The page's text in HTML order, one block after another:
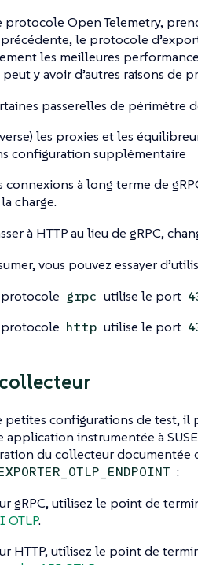
protocole Open Telemetry,
le protocole
les meilleures
peut y avoir d’autres raisons de
passerelles de périmètre
les proxies et les
configuration supplémentaire
connexions à long terme de
charge.
à HTTP au lieu de gRPC,
vous pouvez essayer
grpc utilise le port
http utilise le port
petites configurations de test, il
application instrumentée à
du collecteur documentée
:
gRPC, utilisez le point de
OTLP.
HTTP, utilisez le point de